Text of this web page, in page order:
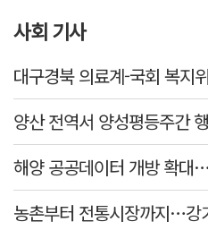
사회 기사